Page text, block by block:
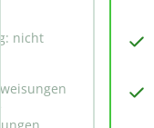
nicht